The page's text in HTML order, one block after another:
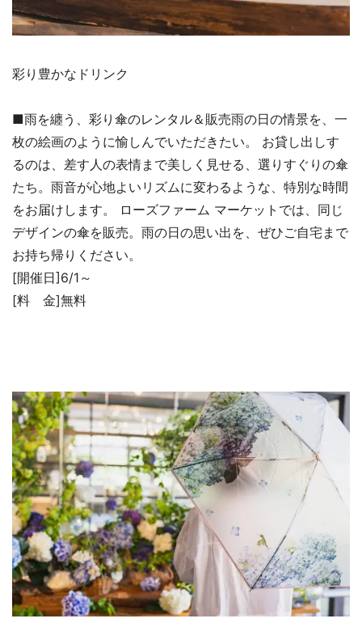
彩り豊かなドリンク
■雨を纏う、彩り傘のレンタル＆販売雨の日の情景を、一
枚の絵画のように愉しんでいただきたい。 お貸し出しす
るのは、差す人の表情まで美しく見せる、選りすぐりの傘
たち。雨音が心地よいリズムに変わるような、特別な時間
をお届けします。 ローズファーム マーケットでは、同じ
デザインの傘を販売。雨の日の思い出を、ぜひご自宅まで
お持ち帰りください。
[開催日]6/1～
[料 金]無料